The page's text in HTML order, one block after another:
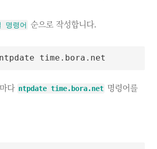
명령어 순으로 작성합니다.
다 ntpdate time.bora.net 명령어를